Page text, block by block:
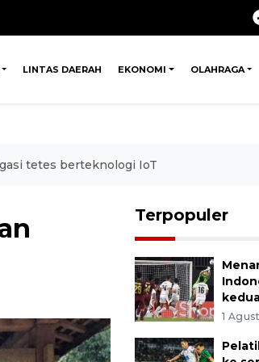
LINTAS DAERAH EKONOMI OLAHRAGA
tetes berteknologi IoT
Terpopuler
1